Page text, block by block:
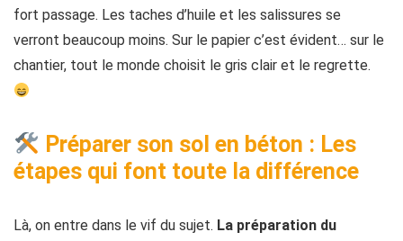
fort passage. Les taches d’huile et les salissures se
verront beaucoup moins. Sur le papier c’est évident… sur le
chantier, tout le monde choisit le gris clair et le regrette.
Préparer son sol en béton : Les
étapes qui font toute la différence
Là, on entre dans le vif du sujet. La préparation du